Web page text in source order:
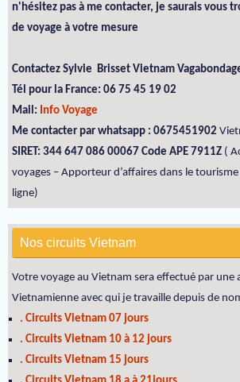
n'hésitez pas à me contacter, je saurais vous
de voyage à votre mesure
Contactez Sylvie Brisset Vietnam
Tél pour la France: 06 75 45 19 02
Mail: Info Voyage
Me contacter par whatsapp : 0675451902
SIRET: 344 647 086 00067 Code APE 7911Z (
voyages – Apporteur d’affaires dans le tourisme
ligne)
Nos circuits Vietnam
Votre voyage au Vietnam sera effectué par une
Vietnamienne avec qui je travaille depuis de
. Circuits Vietnam 07 jours
. Circuits Vietnam 10 à 12 jours
. Circuits Vietnam 15 jours